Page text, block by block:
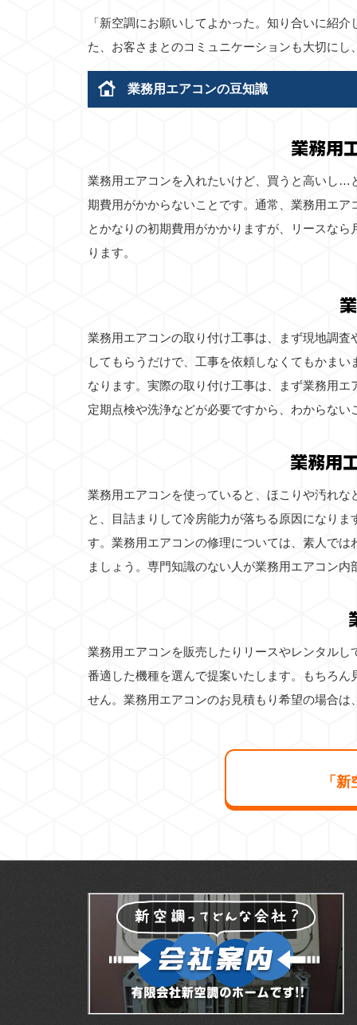
「新空調にお願いしてよかった。知り合いに紹
た、お客さまとのコミュニケーションも大切に
業務用エアコンの豆知識
業務用
業務用エアコンを入れたいけど、買うと高いし…
期費用がかからないことです。通常、業務用エ
とかなりの初期費用がかかりますが、リースな
ります。
業務用エアコンの取り付け工事は、まず現地調
してもらうだけで、工事を依頼しなくてもかま
なります。実際の取り付け工事は、まず業務用
定期点検や洗浄などが必要ですから、わからな
業務用
業務用エアコンを使っていると、ほこりや汚れ
と、目詰まりして冷房能力が落ちる原因になり
す。業務用エアコンの修理については、素人で
ましょう。専門知識のない人が業務用エアコン
業務用エアコンを販売したりリースやレンタル
番適した機種を選んで提案いたします。もちろ
せん。業務用エアコンのお見積もり希望の場合
「